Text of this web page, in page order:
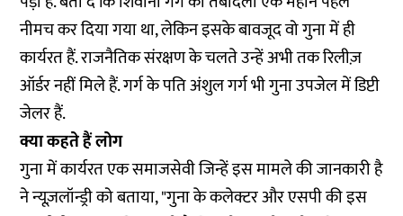
नीमच कर दिया गया था, लेकिन इसके बावजूद वो गुना में ही
कार्यरत हैं. राजनैतिक संरक्षण के चलते उन्हें अभी तक रिलीज़
ऑर्डर नहीं मिले हैं. गर्ग के पति अंशुल गर्ग भी गुना उपजेल में डिप्टी
जेलर हैं.
क्या कहते हैं लोग
गुना में कार्यरत एक समाजसेवी जिन्हें इस मामले की जानकारी है
ने न्यूज़लॉन्ड्री को बताया, "गुना के कलेक्टर और एसपी की इस